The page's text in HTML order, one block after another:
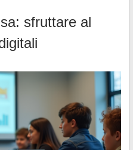
sfruttare al